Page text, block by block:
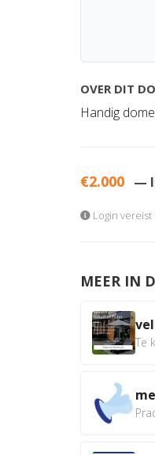
OVER DIT
Handig
€2.000 —
Login vereist ·
MEER IN
Te